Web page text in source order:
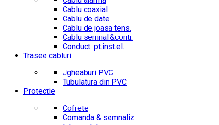
Cablu coaxial
Cablu de date
Cablu de joasa tens.
Cablu semnal.&contr.
Conduct. pt.inst.el.
Trasee cabluri
Jgheaburi PVC
Tubulatura din PVC
Protectie
Cofrete
Comanda & semnaliz.